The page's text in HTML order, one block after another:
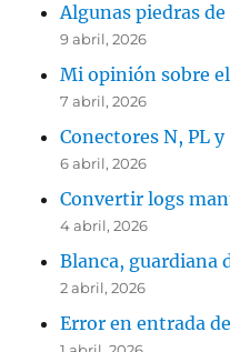
Algunas piedras
9 abril, 2026
Mi opinión sobre
7 abril, 2026
Conectores N, PL y
6 abril, 2026
Convertir logs
4 abril, 2026
Blanca, guardiana
2 abril, 2026
Error en entrada